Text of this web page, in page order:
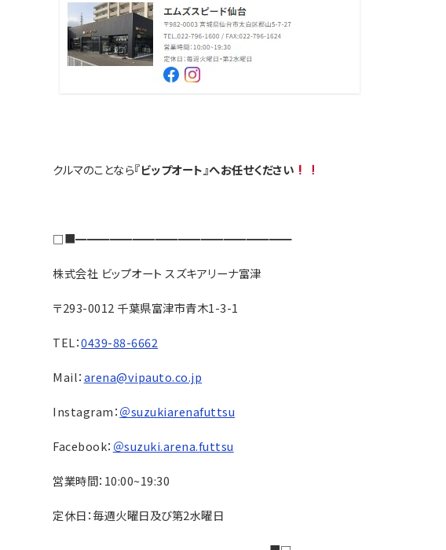
クルマのことなら『ビップオート』へお任せください
□■━━━━━━━━━━━━━━━━━━━
株式会社 ビップオート スズキアリーナ富津
〒293-0012 千葉県富津市青木1-3-1
TEL：0439-88-6662
Mail：arena@vipauto.co.jp
Instagram：＠suzukiarenafuttsu
Facebook： ＠suzuki.arena.futtsu
営業時間：10:00~19:30
定休日：毎週火曜日及び第2水曜日